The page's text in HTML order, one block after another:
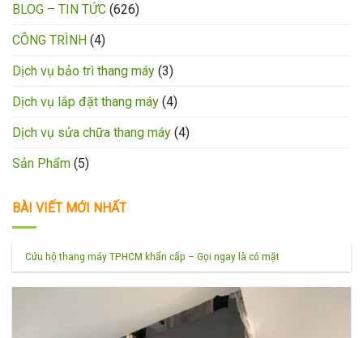
BLOG – TIN TỨC (626)
CÔNG TRÌNH (4)
Dịch vụ bảo trì thang máy (3)
Dịch vụ lắp đặt thang máy (4)
Dịch vụ sửa chữa thang máy (4)
Sản Phẩm (5)
BÀI VIẾT MỚI NHẤT
Cứu hộ thang máy TPHCM khẩn cấp – Gọi ngay là có mặt